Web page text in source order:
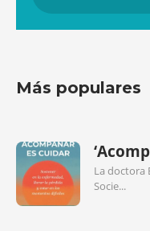
Más populares
La doctora
Socie...